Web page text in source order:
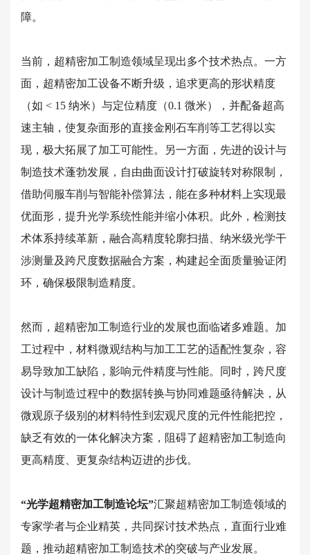
障。
当前，超精密加工制造领域呈现出多个技术热点。一方
面，超精密加工设备不断升级，追求更高的形状精度
（如 < 15 纳米）与定位精度（0.1 微米），并配备超高
速主轴，使复杂面形的直接金刚石车削等工艺得以实
现，极大拓展了加工可能性。另一方面，先进的设计与
制造技术蓬勃发展，自由曲面设计打破旋转对称限制，
借助伺服车削与智能补偿算法，能在多种材料上实现最
优面形，提升光学系统性能并缩小体积。此外，检测技
术体系持续革新，融合高精度轮廓扫描、纳米级光学干
涉测量及跨尺度数据融合方案，构建起全面质量验证闭
环，确保极限制造精度。
然而，超精密加工制造行业的发展也面临诸多难题。加
工过程中，材料微观结构与加工工艺的适配性复杂，容
易导致加工缺陷，影响元件精度与性能。同时，跨尺度
设计与制造过程中的数据转换与协同难题亟待解决，从
微观原子级别的材料特性到宏观尺度的元件性能把控，
缺乏有效的一体化解决方案，阻碍了超精密加工制造向
更高精度、更复杂结构迈进的步伐。
“光学超精密加工制造论坛”汇聚超精密加工制造领域的
专家学者与企业精英，共同探讨技术热点，直面行业难
题，推动超精密加工制造技术的突破与产业发展。